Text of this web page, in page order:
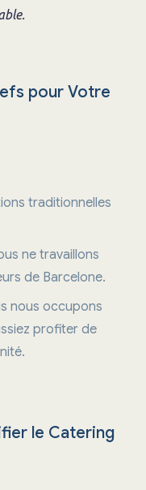
pour Votre
traditionnelles
ne travaillons
de Barcelone.
nous occupons
profiter de
le Catering